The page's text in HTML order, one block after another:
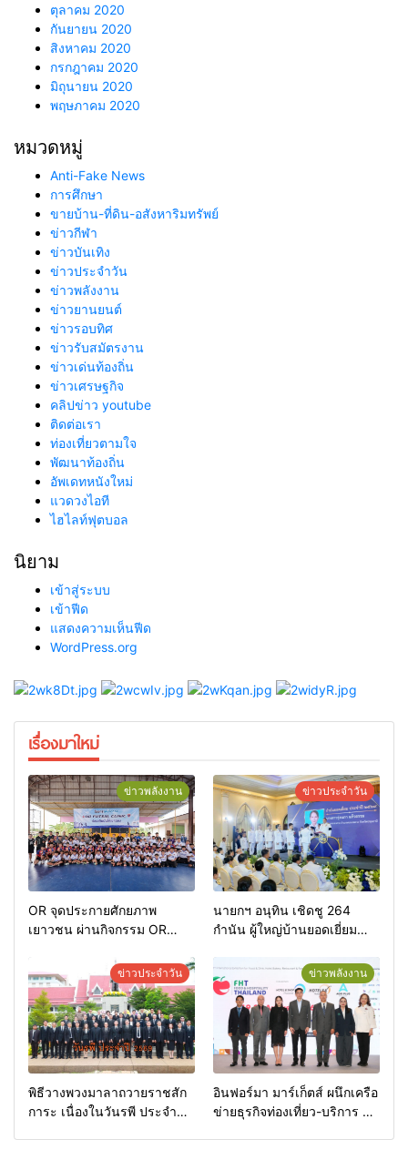
ตุลาคม 2020
กันยายน 2020
สิงหาคม 2020
กรกฎาคม 2020
มิถุนายน 2020
พฤษภาคม 2020
หมวดหมู่
Anti-Fake News
การศึกษา
ขายบ้าน-ที่ดิน-อสังหาริมทรัพย์
ข่าวกีฬา
ข่าวบันเทิง
ข่าวประจำวัน
ข่าวพลังงาน
ข่าวยานยนต์
ข่าวรอบทิศ
ข่าวรับสมัตรงาน
ข่าวเด่นท้องถิ่น
ข่าวเศรษฐกิจ
คลิปข่าว youtube
ติดต่อเรา
ท่องเที่ยวตามใจ
พัฒนาท้องถิ่น
อัพเดทหนังใหม่
แวดวงไอที
ไฮไลท์ฟุตบอล
นิยาม
เข้าสู่ระบบ
เข้าฟีด
แสดงความเห็นฟีด
WordPress.org
เรื่องมาใหม่
ข่าวพลังงาน
OR จุดประกายศักยภาพ
เยาวชน ผ่านกิจกรรม OR
ข่าวประจำวัน
นายกฯ อนุทิน เชิดชู 264
กำนัน ผู้ใหญ่บ้านยอดเยี่ยม
เกียรติยศแห่งการเสียสละ”
ข่าวประจำวัน
พิธีวางพวงมาลาถวายราชสัก
การะ เนื่องในวันรพี ประจำปี
ข่าวพลังงาน
อินฟอร์มา มาร์เก็ตส์ ผนึกเครือ
ข่ายธุรกิจท่องเที่ยว-บริการ จัด